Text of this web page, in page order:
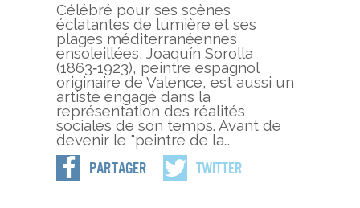
Célébré pour ses scènes
éclatantes de lumière et ses
plages méditerranéennes
ensoleillées, Joaquín Sorolla
(1863‑1923), peintre espagnol
originaire de Valence, est aussi un
artiste engagé dans la
représentation des réalités
sociales de son temps. Avant de
devenir le "peintre de la…
Partager Twitter